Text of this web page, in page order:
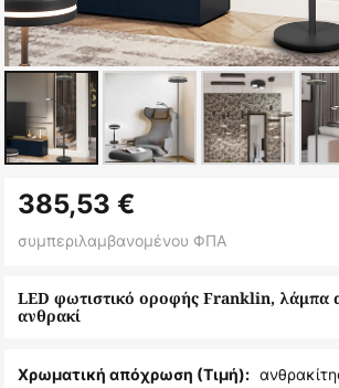
στην
αρχή
συλλογής
εικόνων
LED φωτιστικό οροφής Franklin, λάμπα
ανθρακί
385,53 €
συμπεριλαμβανομένου ΦΠΑ
Χρωματική απόχρωση (Τιμή):